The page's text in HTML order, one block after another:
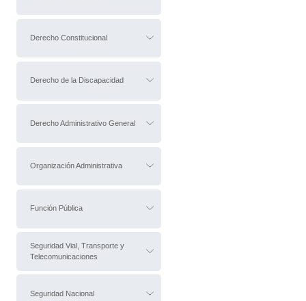
Derecho Constitucional
Derecho de la Discapacidad
Derecho Administrativo General
Organización Administrativa
Función Pública
Seguridad Vial, Transporte y
Telecomunicaciones
Seguridad Nacional